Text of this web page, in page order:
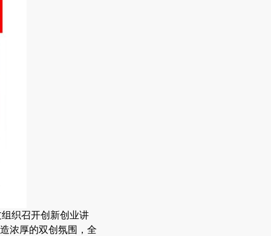
织召开创新创业讲
浓厚的双创氛围，全